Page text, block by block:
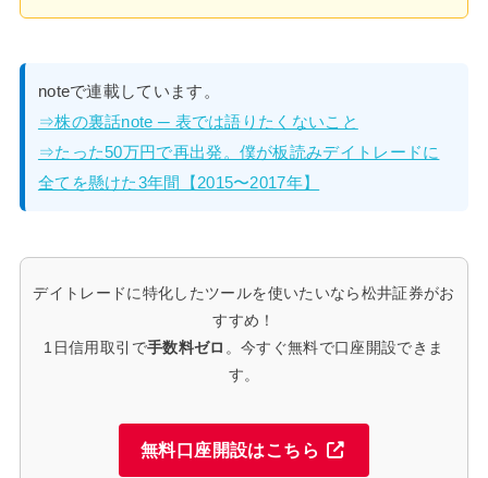
noteで連載しています。
⇒株の裏話note ─ 表では語りたくないこと
⇒たった50万円で再出発。僕が板読みデイトレードに
全てを懸けた3年間【2015〜2017年】
デイトレードに特化したツールを使いたいなら松井証券がお
すすめ！
1日信用取引で手数料ゼロ 。今すぐ無料で口座開設できま
す。
無料口座開設はこちら